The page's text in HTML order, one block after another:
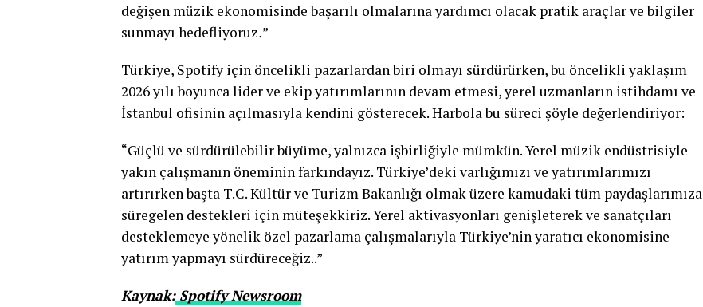
değişen müzik ekonomisinde başarılı olmalarına yardımcı olacak pratik araçlar ve bilgiler
sunmayı hedefliyoruz.”
Türkiye, Spotify için öncelikli pazarlardan biri olmayı sürdürürken, bu öncelikli yaklaşım
2026 yılı boyunca lider ve ekip yatırımlarının devam etmesi, yerel uzmanların istihdamı ve
İstanbul ofisinin açılmasıyla kendini gösterecek. Harbola bu süreci şöyle değerlendiriyor:
“Güçlü ve sürdürülebilir büyüme, yalnızca işbirliğiyle mümkün. Yerel müzik endüstrisiyle
yakın çalışmanın öneminin farkındayız. Türkiye’deki varlığımızı ve yatırımlarımızı
artırırken başta T.C. Kültür ve Turizm Bakanlığı olmak üzere kamudaki tüm paydaşlarımıza
süregelen destekleri için müteşekkiriz. Yerel aktivasyonları genişleterek ve sanatçıları
desteklemeye yönelik özel pazarlama çalışmalarıyla Türkiye’nin yaratıcı ekonomisine
yatırım yapmayı sürdüreceğiz..”
Kaynak:Spotify Newsroom